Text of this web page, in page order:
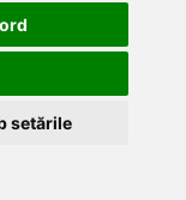
setările
2021 :: Realizat de